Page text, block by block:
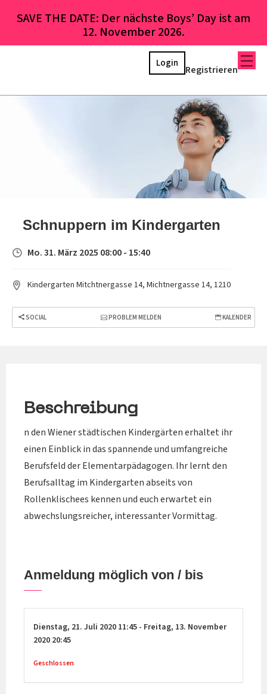
SAVE THE DATE: Der nächste Boys’ Day ist am
12. November 2026.
Registrieren
Login
Schnuppern im Kindergarten
Mo. 31. März 2025 08:00 - 15:40
Kindergarten Mitchtnergasse 14, Michtnergasse 14, 1210
SOCIAL PROBLEM MELDEN KALENDER
Beschreibung
n den Wiener städtischen Kindergärten erhaltet ihr
einen Einblick in das spannende und umfangreiche
Berufsfeld der Elementarpädagogen. Ihr lernt den
Berufsalltag im Kindergarten abseits von
Rollenklischees kennen und euch erwartet ein
abwechslungsreicher, interessanter Vormittag.
Anmeldung möglich von / bis
Dienstag, 21. Juli 2020 11:45 - Freitag, 13. November
2020 20:45
Geschlossen